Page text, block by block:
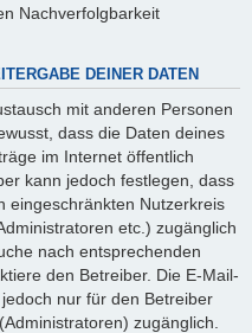
Nachverfolgbarkeit
DEINER DATEN
mit anderen Personen
dass die Daten deines
im Internet öffentlich
kann jedoch festlegen, dass
eingeschränkten Nutzerkreis
etc.) zugänglich
nach entsprechenden
den Betreiber. Die E-Mail-
nur für den Betreiber
zugänglich.